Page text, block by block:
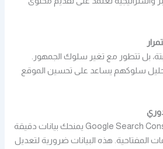
بل تتطور مع تغير سلوك الجمهور.
سلوكهم يساعد على تحسين الموقع
استخدام أدوات مثل Google Search Console يمنحك بيانات دقيقة
المفتاحية. هذه البيانات ضرورية لتعديل